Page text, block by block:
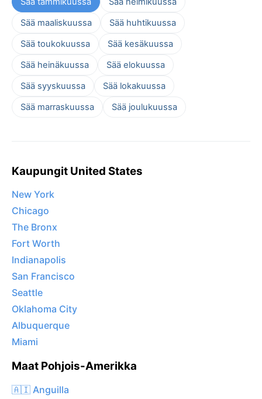
Sää maaliskuussa
Sää huhtikuussa
Sää toukokuussa
Sää kesäkuussa
Sää heinäkuussa
Sää elokuussa
Sää syyskuussa
Sää lokakuussa
Sää marraskuussa
Sää joulukuussa
Kaupungit United States
New York
Chicago
The Bronx
Fort Worth
Indianapolis
San Francisco
Seattle
Oklahoma City
Albuquerque
Miami
Maat Pohjois-Amerikka
🇦🇮 Anguilla